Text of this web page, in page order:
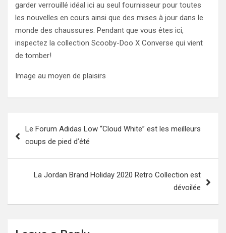
garder verrouillé idéal ici au seul fournisseur pour toutes
les nouvelles en cours ainsi que des mises à jour dans le
monde des chaussures. Pendant que vous êtes ici,
inspectez la collection Scooby-Doo X Converse qui vient
de tomber!
Image au moyen de plaisirs
navigation
Le Forum Adidas Low “Cloud White” est les meilleurs
coups de pied d’été
La Jordan Brand Holiday 2020 Retro Collection est
dévoilée